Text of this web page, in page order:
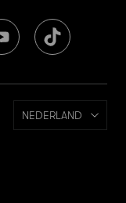
NEDERLAND